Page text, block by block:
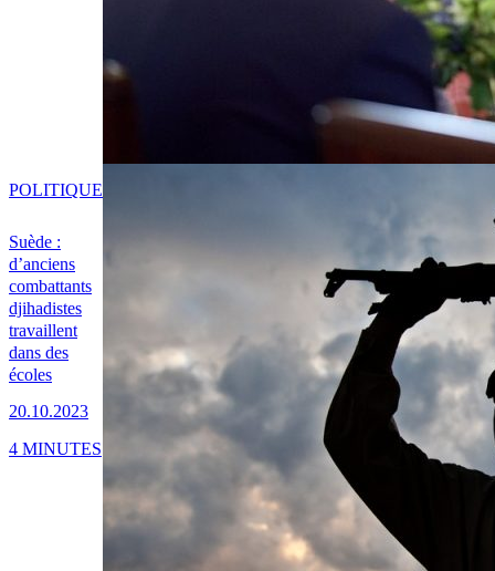
Suède :
d’anciens
combattants
djihadistes
travaillent
dans des
écoles
20.10.2023
POLITIQUE
4 MINUTES